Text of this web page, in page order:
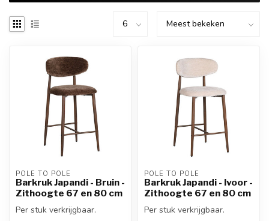
POLE TO POLE
Barkruk Japandi - Bruin -
Zithoogte 67 en 80 cm
Per stuk verkrijgbaar.
POLE TO POLE
Barkruk Japandi - Ivoor -
Zithoogte 67 en 80 cm
Per stuk verkrijgbaar.